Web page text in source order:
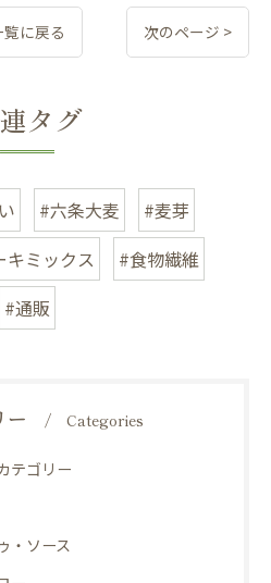
覧に戻る 次のページ >
タグ
#六条大麦
#麦芽
キミックス
#食物繊維
#通販
ー Categories
テゴリー
・ソース